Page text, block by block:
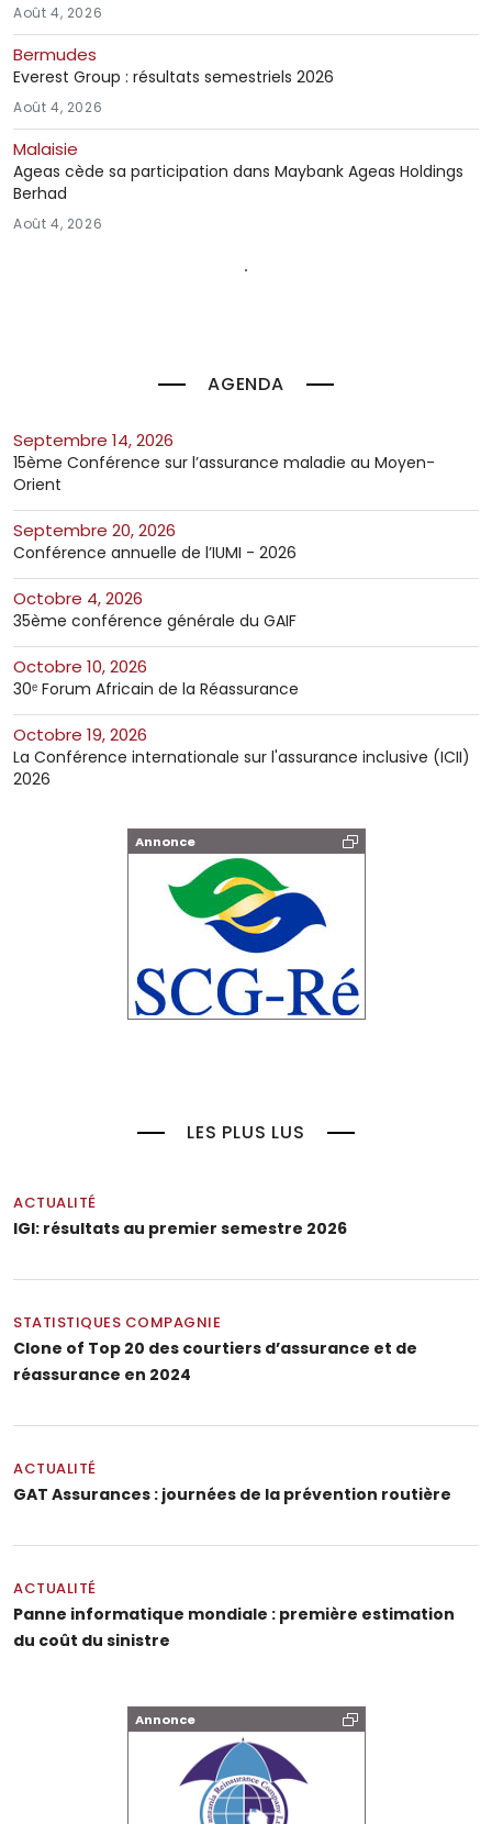
AGENDA
septembre 14, 2026
15ème Conférence sur l’assurance maladie au Moyen-
Orient
septembre 20, 2026
Conférence annuelle de l’IUMI - 2026
octobre 4, 2026
35ème conférence générale du GAIF
octobre 10, 2026
30ᵉ Forum Africain de la Réassurance
octobre 19, 2026
La Conférence internationale sur l'assurance inclusive (ICII)
2026
Annonce
LES PLUS LUS
ACTUALITÉ
IGI: résultats au premier semestre 2026
STATISTIQUES COMPAGNIE
Clone of Top 20 des courtiers d’assurance et de
réassurance en 2024
ACTUALITÉ
GAT Assurances : journées de la prévention routière
ACTUALITÉ
Panne informatique mondiale : première estimation
du coût du sinistre
Annonce
Août 4, 2026
Bermudes
Everest Group : résultats semestriels 2026
Août 4, 2026
Malaisie
Ageas cède sa participation dans Maybank Ageas Holdings
Berhad
Août 4, 2026